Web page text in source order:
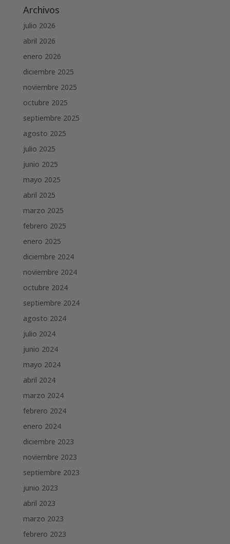
Archivos
julio 2026
abril 2026
enero 2026
diciembre 2025
noviembre 2025
octubre 2025
septiembre 2025
agosto 2025
julio 2025
junio 2025
mayo 2025
abril 2025
marzo 2025
febrero 2025
enero 2025
diciembre 2024
noviembre 2024
octubre 2024
septiembre 2024
agosto 2024
julio 2024
junio 2024
mayo 2024
abril 2024
marzo 2024
febrero 2024
enero 2024
diciembre 2023
noviembre 2023
septiembre 2023
junio 2023
abril 2023
marzo 2023
febrero 2023